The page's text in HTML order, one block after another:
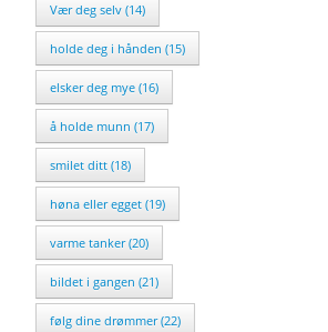
Vær deg selv (14)
holde deg i hånden (15)
elsker deg mye (16)
å holde munn (17)
smilet ditt (18)
høna eller egget (19)
varme tanker (20)
bildet i gangen (21)
følg dine drømmer (22)